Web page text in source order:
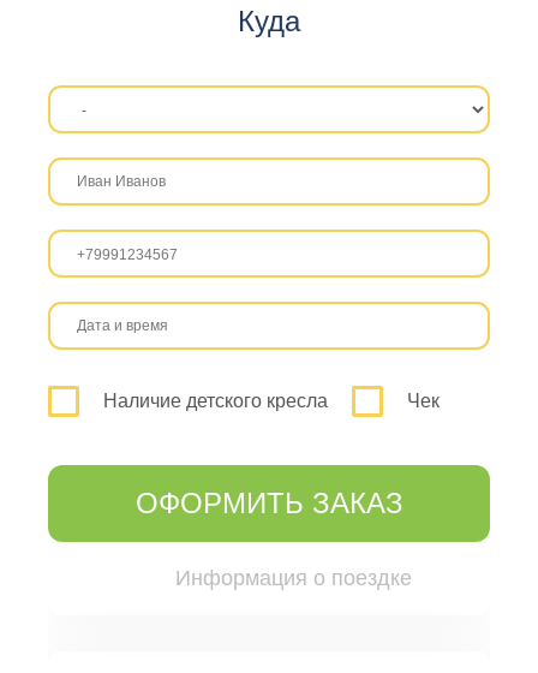
Куда
Наличие детского кресла Чек
ОФОРМИТЬ ЗАКАЗ
Информация о поездке